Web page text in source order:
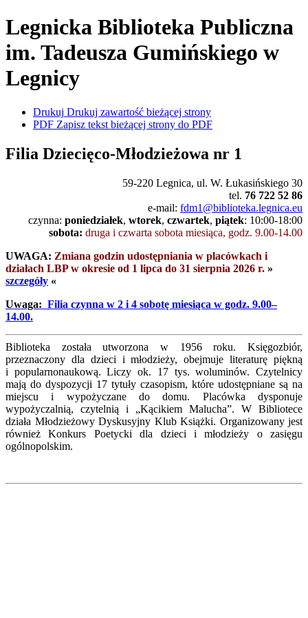
Legnicka Biblioteka Publiczna
im. Tadeusza Gumińskiego w
Legnicy
Drukuj Drukuj zawartość bieżącej strony
PDF Zapisz tekst bieżącej strony do PDF
Filia Dziecięco-Młodzieżowa nr 1
59-220 Legnica, ul. W. Łukasińskiego 30
tel. 76 722 52 86
e-mail: fdm1@biblioteka.legnica.eu
czynna: poniedziałek, wtorek, czwartek, piątek: 10:00-18:00
sobota: druga i czwarta sobota miesiąca, godz. 9.00-14.00
UWAGA: Zmiana godzin udostępniania w placówkach i
działach LBP w okresie od 1 lipca do 31 sierpnia 2026 r. »
szczegóły «
Uwaga: Filia czynna w 2 i 4 sobotę miesiąca w godz. 9.00–
14.00.
Biblioteka została utworzona w 1956 roku. Księgozbiór,
przeznaczony dla dzieci i młodzieży, obejmuje literaturę piękną
i popularnonaukową. Liczy ok. 17 tys. woluminów. Czytelnicy
mają do dyspozycji 17 tytuły czasopism, które udostępniane są na
miejscu i wypożyczane do domu. Placówka dysponuje
wypożyczalnią, czytelnią i „Kącikiem Malucha”. W Bibliotece
działa Młodzieżowy Dyskusyjny Klub Książki. Organizowany jest
również Konkurs Poetycki dla dzieci i młodzieży o zasięgu
ogólnopolskim.